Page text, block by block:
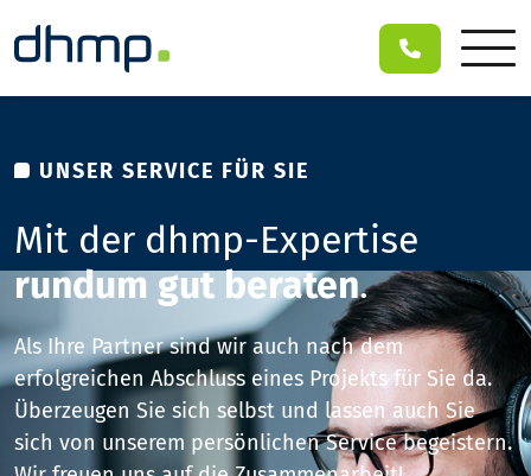
UNSER SERVICE FÜR SIE
Mit der dhmp-Expertise
rundum gut beraten.
Als Ihre Partner sind wir auch nach dem
erfolgreichen Abschluss eines Projekts für Sie da.
Überzeugen Sie sich selbst und lassen auch Sie
sich von unserem persönlichen Service begeistern.